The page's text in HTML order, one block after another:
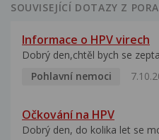
SOUVISEJÍCÍ DOTAZY Z
Informace o HPV virech
Dobrý den,chtěl bych se
Pohlavní nemoci
Očkování na HPV
Dobrý den, do kolika let se